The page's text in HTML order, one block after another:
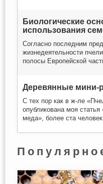
Биологические
использования
Согласно последним
жизнедеятельности
полосы Европейской
Деревянные мини-
С тех пор как в ж-ле
опубликована моя
меда», более ста